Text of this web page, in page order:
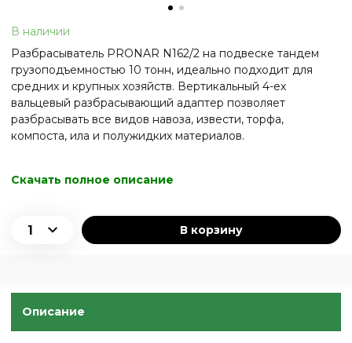
В наличии
Разбрасыватель PRONAR N162/2 на подвеске тандем
грузоподъемностью 10 тонн, идеально подходит для
средних и крупных хозяйств. Вертикальный 4-ех
вальцевый разбрасывающий адаптер позволяет
разбрасывать все видов навоза, извести, торфа,
компоста, ила и полужидких материалов.
Скачать полное описание
В корзину
Описание